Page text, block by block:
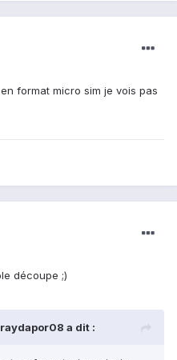
format micro sim je vois pas
découpe ;)
a dit :